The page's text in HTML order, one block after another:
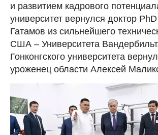
и развитием кадрового
университет вернулся доктор
Гатамов из сильнейшего
США – Университета
Гонконгского университета
уроженец области Алексей